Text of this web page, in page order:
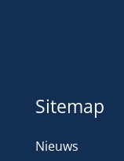
Sitemap
Nieuws